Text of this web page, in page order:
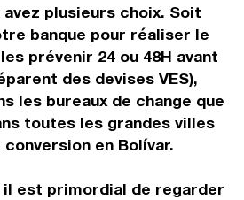
avez plusieurs choix. Soit
banque pour réaliser le
prévenir 24 ou 48H avant
des devises VES),
les bureaux de change que
toutes les grandes villes
en Bolívar.
il est primordial de regarder